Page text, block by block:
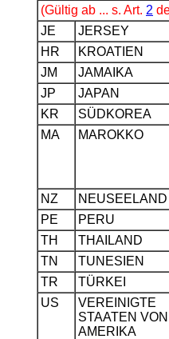
(Gültig ab ... s. Art. 2
JE
JERSEY
HR
KROATIEN
JM
JAMAIKA
JP
JAPAN
KR
SÜDKOREA
MA
MAROKKO
NZ
NEUSEELAND
PE
PERU
TH
THAILAND
TN
TUNESIEN
TR
TÜRKEI
US
VEREINIGTE
STAATEN VON
AMERIKA